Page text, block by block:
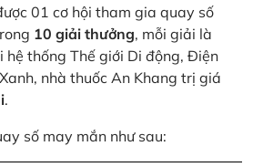
01 cơ hội tham gia quay số
10 giải thưởng, mỗi giải là
hệ thống Thế giới Di động, Điện
nhà thuốc An Khang trị giá
.
số may mắn như sau: